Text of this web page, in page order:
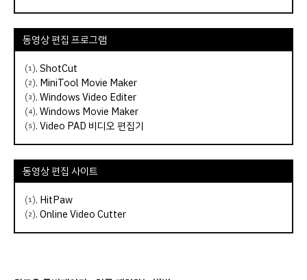
동영상 편집 프로그램
⑴.ShotCut
⑵. MiniTool Movie Maker
⑶.Windows Video Editer
⑷.Windows Movie Maker
⑸.Video PAD 비디오 편집기
동영상 편집 사이트
⑴. HitPaw
⑵.Online Video Cutter